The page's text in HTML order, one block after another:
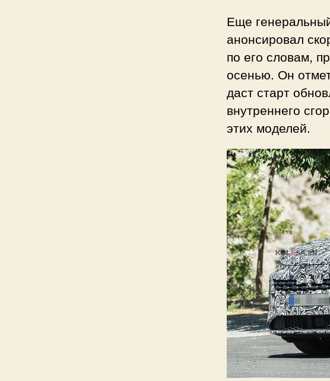
Еще
анонсировал
по его словам,
осенью. Он
даст старт
внутреннего
этих моделей.